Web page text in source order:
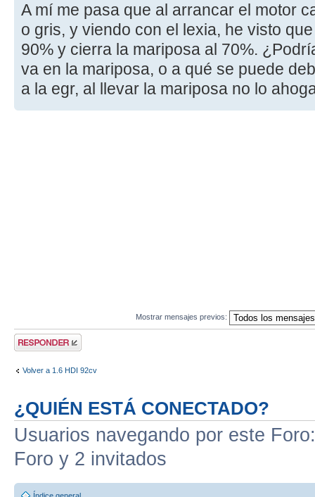
A mí me pasa que al arrancar el motor
o gris, y viendo con el lexia, he visto
90% y cierra la mariposa al 70%.
va en la mariposa, o a qué se puede
a la egr, al llevar la mariposa no lo
Mostrar mensajes previos:
Publicar una
respuesta
Volver a 1.6 HDI 92cv
¿QUIÉN ESTÁ CONECTADO?
Usuarios navegando por este
Foro y 2 invitados
Índice general